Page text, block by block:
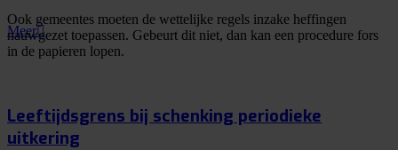
Ook gemeentes moeten de wettelijke regels inzake heffingen
nauwgezet toepassen. Gebeurt dit niet, dan kan een procedure fors
in de papieren lopen.
Meer
Leeftijdsgrens bij schenking periodieke
uitkering